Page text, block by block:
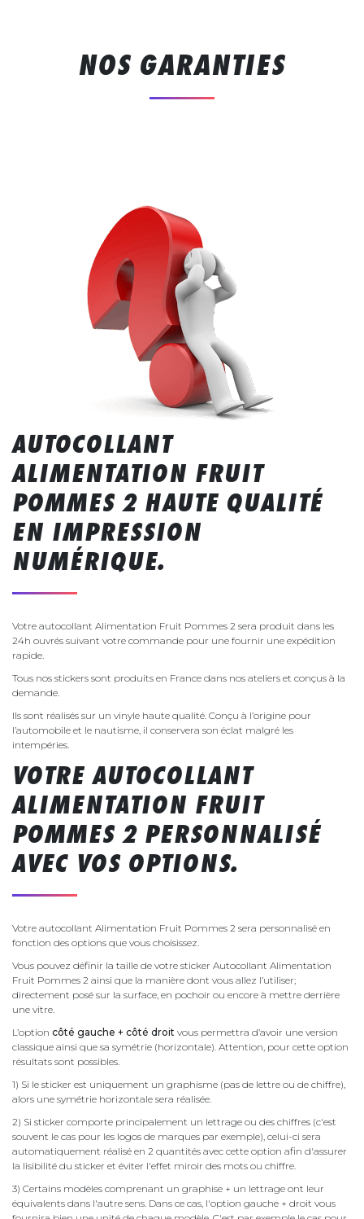
NOS GARANTIES
AUTOCOLLANT
ALIMENTATION FRUIT
POMMES 2 HAUTE QUALITÉ
EN IMPRESSION
NUMÉRIQUE.
Votre autocollant Alimentation Fruit Pommes 2 sera produit dans les
24h ouvrés suivant votre commande pour une fournir une expédition
rapide.
Tous nos stickers sont produits en France dans nos ateliers et conçus à la
demande.
Ils sont réalisés sur un vinyle haute qualité. Conçu à l’origine pour
l’automobile et le nautisme, il conservera son éclat malgré les
intempéries.
VOTRE AUTOCOLLANT
ALIMENTATION FRUIT
POMMES 2 PERSONNALISÉ
AVEC VOS OPTIONS.
Votre autocollant Alimentation Fruit Pommes 2 sera personnalisé en
fonction des options que vous choisissez.
Vous pouvez définir la taille de votre sticker Autocollant Alimentation
Fruit Pommes 2 ainsi que la manière dont vous allez l’utiliser;
directement posé sur la surface, en pochoir ou encore à mettre derrière
une vitre.
L’option côté gauche + côté droit vous permettra d’avoir une version
classique ainsi que sa symétrie (horizontale). Attention, pour cette option
résultats sont possibles.
1) Si le sticker est uniquement un graphisme (pas de lettre ou de chiffre),
alors une symétrie horizontale sera réalisée.
2) Si sticker comporte principalement un lettrage ou des chiffres (c'est
souvent le cas pour les logos de marques par exemple), celui-ci sera
automatiquement réalisé en 2 quantités avec cette option afin d'assurer
la lisibilité du sticker et éviter l'effet miroir des mots ou chiffre.
3) Certains modèles comprenant un graphise + un lettrage ont leur
équivalents dans l'autre sens. Dans ce cas, l'option gauche + droit vous